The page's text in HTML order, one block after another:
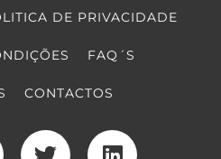
DE PRIVACIDADE
FAQ´S
CONTACTOS